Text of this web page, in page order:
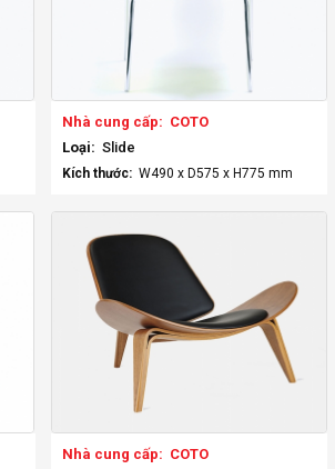
Nhà cung cấp: COTO
Loại: Slide
Kích thước: W490 x D575 x H775 mm
Nhà cung cấp: COTO